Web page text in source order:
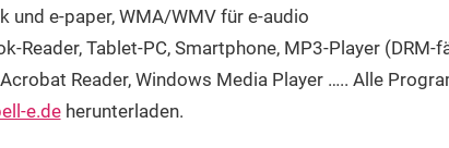
und e-paper, WMA/WMV für e-audio
Reader, Tablet-PC, Smartphone, MP3-Player (DRM-
Reader, Windows Media Player ….. Alle
e.de herunterladen.